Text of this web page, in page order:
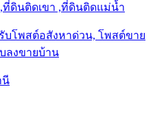
ดินติดเขา ,ที่ดินติดแม่น้ำ
บโพสต์อสังหาด่วน, โพสต์ขาย
ลงขายบ้าน
นี